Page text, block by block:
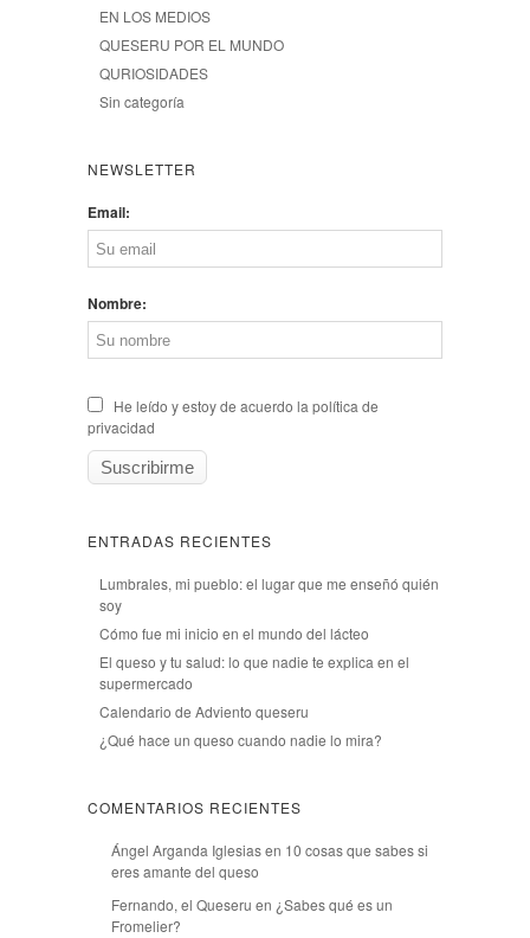
EN LOS MEDIOS
QUESERU POR EL MUNDO
QURIOSIDADES
Sin categoría
NEWSLETTER
Email:
Nombre:
He leído y estoy de acuerdo la política de
privacidad
ENTRADAS RECIENTES
Lumbrales, mi pueblo: el lugar que me enseñó quién
soy
Cómo fue mi inicio en el mundo del lácteo
El queso y tu salud: lo que nadie te explica en el
supermercado
Calendario de Adviento queseru
¿Qué hace un queso cuando nadie lo mira?
COMENTARIOS RECIENTES
Ángel Arganda Iglesiasen 10 cosas que sabes si
eres amante del queso
Fernando, el Queseru en ¿Sabes qué es un
Fromelier?